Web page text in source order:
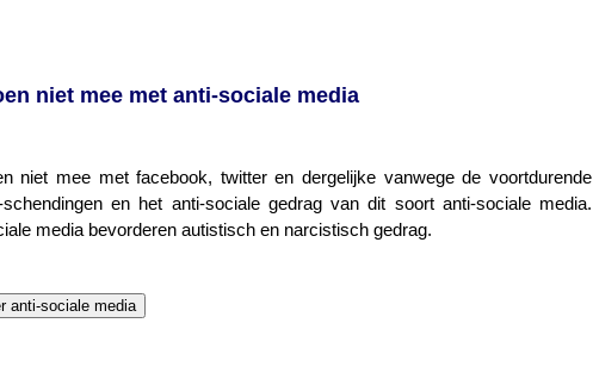
niet mee met anti-sociale media
niet mee met facebook, twitter en dergelijke vanwege de voortdurende
schendingen en het anti-sociale gedrag van dit soort anti-sociale media.
media bevorderen autistisch en narcistisch gedrag.